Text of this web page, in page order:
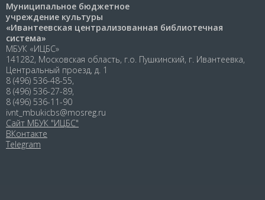
Муниципальное бюджетное
учреждение культуры
«Ивантеевская централизованная библиотечная
система»
МБУК «ИЦБС»
141282, Московская область, г.о. Пушкинский, г. Ивантеевка,
Центральный проезд, д. 1
8 (496) 536-48-55,
8 (496) 536-27-89,
8 (496) 536-11-90
ivnt_mbukicbs@mosreg.ru
Сайт МБУК "ИЦБС"
ВКонтакте
Telegram